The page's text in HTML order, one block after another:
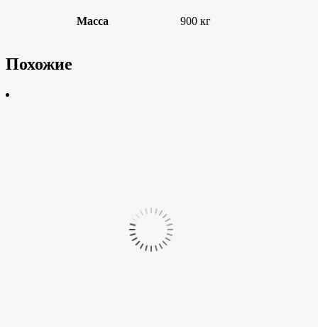
Масса 900 кг
Похожие